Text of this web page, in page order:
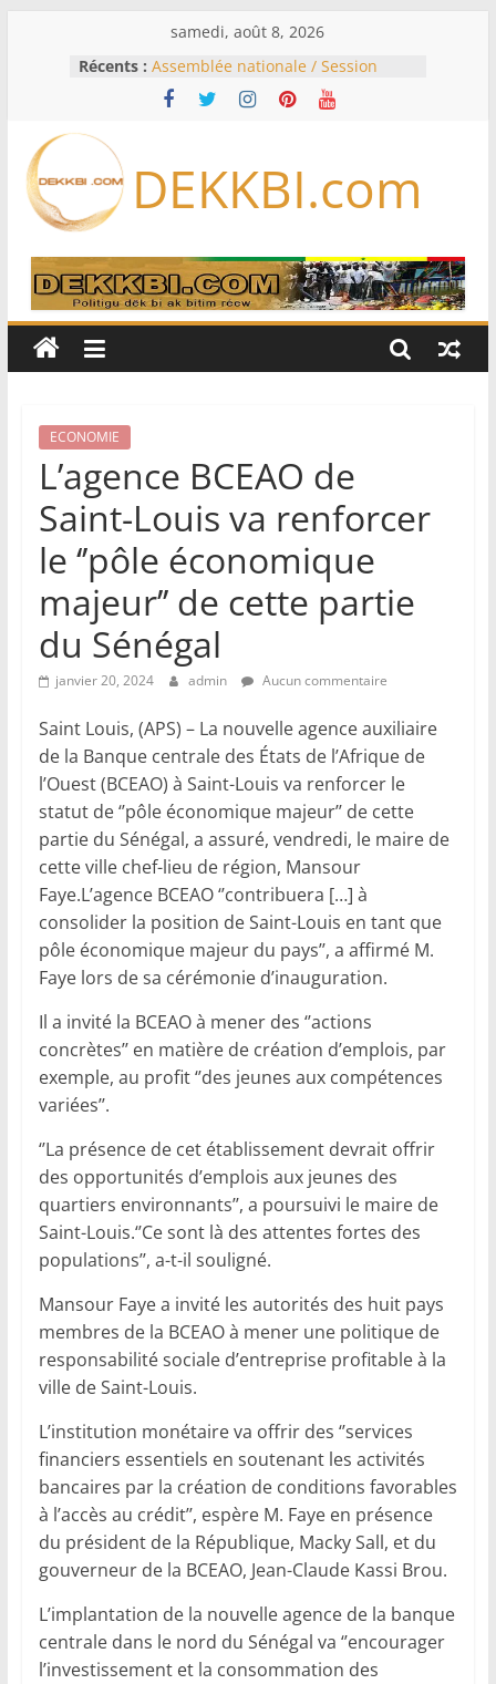
samedi, août 8, 2026
Récents : Assemblée nationale / Session
extraordinaire: Six commissions
d’enquête à l’ordre du jour ce lundi
Bénin: Patrice Talon élu président
du Sénat, moins de trois mois
Pakistan et la Turquie signent un
accord de défense
RD Congo: Kinshasa interdit les
exportations de cuivre et de cobalt
production
DEKKBI.com
ECONOMIE
L’agence BCEAO de
Saint-Louis va renforcer
le ‘’pôle économique
majeur’’ de cette partie
du Sénégal
janvier 20, 2024 admin Aucun commentaire
Saint Louis, (APS) – La nouvelle agence auxiliaire
de la Banque centrale des États de l’Afrique de
l’Ouest (BCEAO) à Saint-Louis va renforcer le
statut de ‘’pôle économique majeur’’ de cette
partie du Sénégal, a assuré, vendredi, le maire de
cette ville chef-lieu de région, Mansour
Faye.L’agence BCEAO ‘’contribuera […] à
consolider la position de Saint-Louis en tant que
pôle économique majeur du pays’’, a affirmé M.
Faye lors de sa cérémonie d’inauguration.
Il a invité la BCEAO à mener des ‘’actions
concrètes’’ en matière de création d’emplois, par
exemple, au profit ‘’des jeunes aux compétences
variées’’.
‘’La présence de cet établissement devrait offrir
des opportunités d’emplois aux jeunes des
quartiers environnants’’, a poursuivi le maire de
Saint-Louis.‘’Ce sont là des attentes fortes des
populations’’, a-t-il souligné.
Mansour Faye a invité les autorités des huit pays
membres de la BCEAO à mener une politique de
responsabilité sociale d’entreprise profitable à la
ville de Saint-Louis.
L’institution monétaire va offrir des ‘’services
financiers essentiels en soutenant les activités
bancaires par la création de conditions favorables
à l’accès au crédit’’, espère M. Faye en présence
du président de la République, Macky Sall, et du
gouverneur de la BCEAO, Jean-Claude Kassi Brou.
L’implantation de la nouvelle agence de la banque
centrale dans le nord du Sénégal va ‘’encourager
l’investissement et la consommation des